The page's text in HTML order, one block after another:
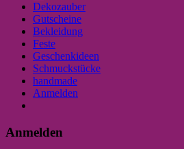
Dekozauber
Gutscheine
Bekleidung
Feste
Geschenkideen
Schmuckstücke
handmade
Anmelden
Anmelden